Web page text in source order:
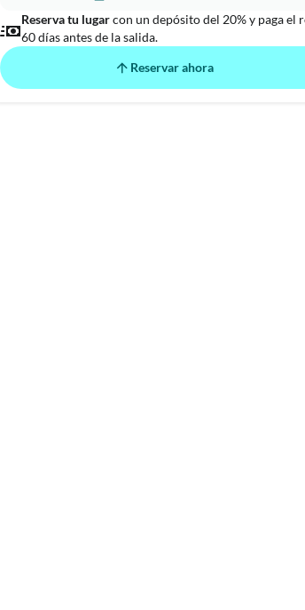
Reserva tu lugarcon un depósito del 20% y paga el
60 días antes de la salida.
Reservar ahora